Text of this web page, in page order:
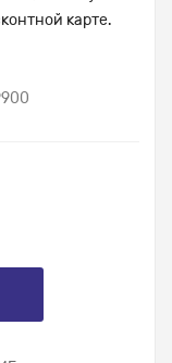
карте.